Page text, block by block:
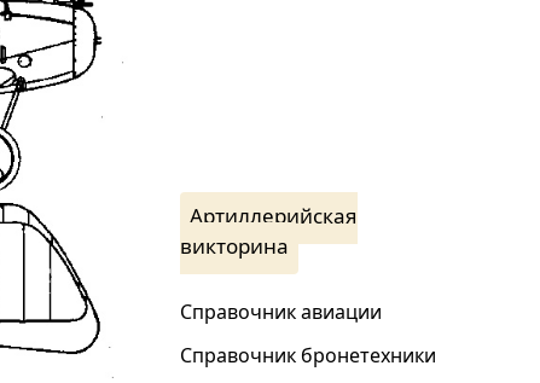
Артиллерийская
викторина
Справочник авиации
Справочник бронетехники